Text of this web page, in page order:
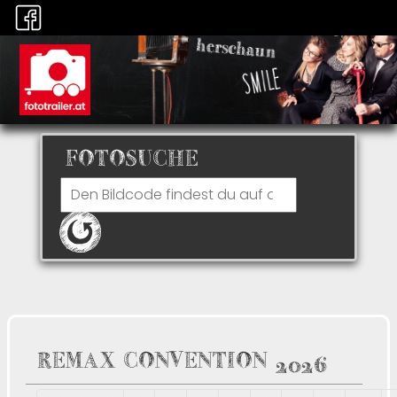
FOTOSUCHE
REMAX CONVENTION 2026